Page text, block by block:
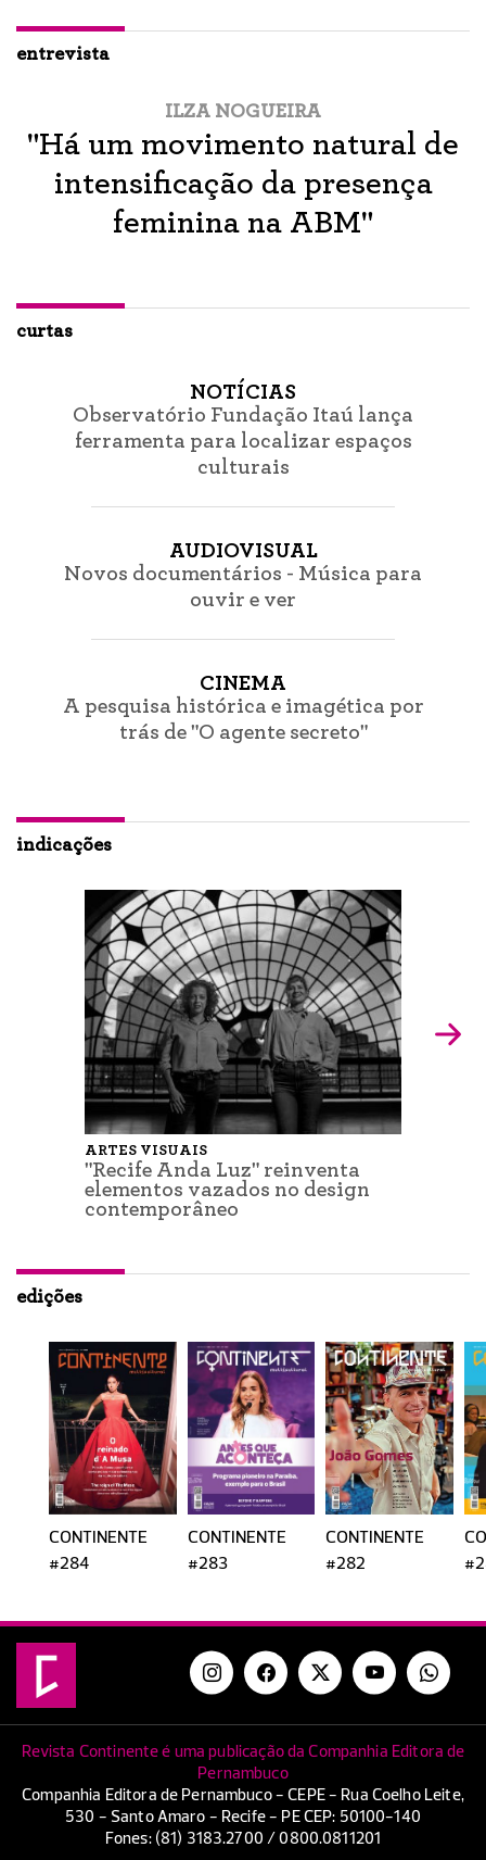
entrevista
ILZA NOGUEIRA
"Há um movimento natural de
intensificação da presença
feminina na ABM"
curtas
NOTÍCIAS
Observatório Fundação Itaú lança
ferramenta para localizar espaços
culturais
AUDIOVISUAL
Novos documentários - Música para
ouvir e ver
CINEMA
A pesquisa histórica e imagética por
trás de "O agente secreto"
indicações
ARTES VISUAIS
"Recife Anda Luz" reinventa
elementos vazados no design
contemporâneo
edições
CONTINENTE
#284
CONTINENTE
#283
CONTINENTE
#282
Revista Continente é uma publicação da Companhia Editora de
Pernambuco
Companhia Editora de Pernambuco - CEPE - Rua Coelho Leite,
530 - Santo Amaro - Recife - PE CEP: 50100-140
Fones: (81) 3183.2700 / 0800.0811201